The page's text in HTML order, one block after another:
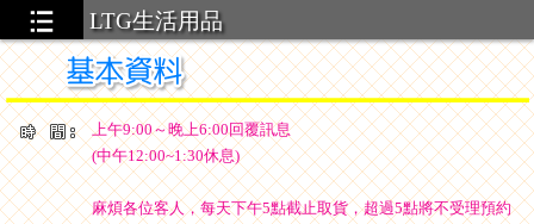
LTG生活用品
上午9:00～晚上6:00回覆訊息
(中午12:00~1:30休息)
麻煩各位客人，每天下午5點截止取貨，超過5點將不受理預約